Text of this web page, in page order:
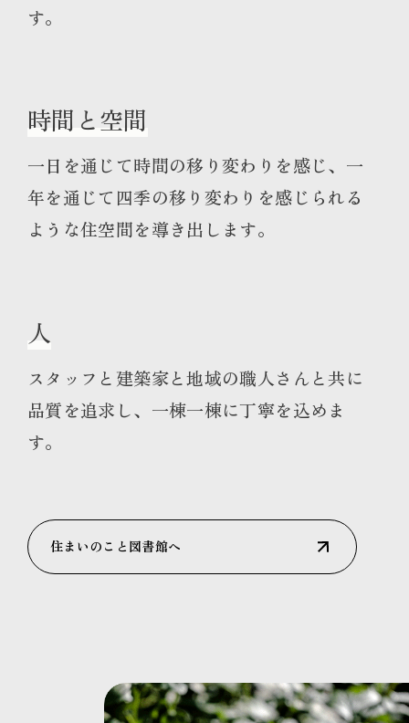
す。
時間と空間
一日を通じて時間の移り変わりを感じ、一
年を通じて四季の移り変わりを感じられる
ような住空間を導き出します。
人
スタッフと建築家と地域の職人さんと共に
品質を追求し、一棟一棟に丁寧を込めま
す。
住まいのこと図書館へ